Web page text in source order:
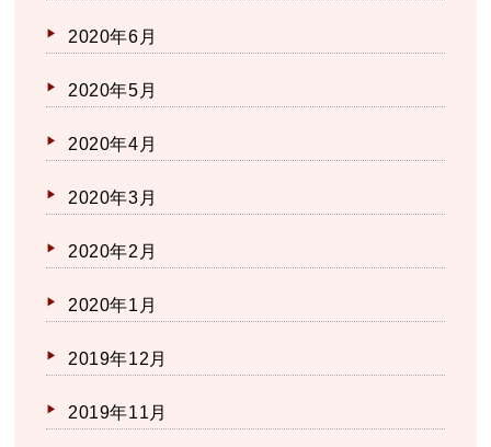
2020年6月
2020年5月
2020年4月
2020年3月
2020年2月
2020年1月
2019年12月
2019年11月